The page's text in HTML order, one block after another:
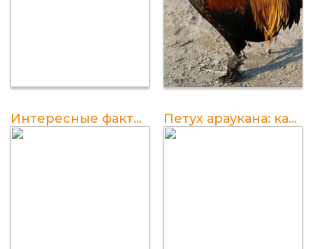
Интересные факты о петухе с длинным хвостом Петух араукана: как выглядит, фото и описание